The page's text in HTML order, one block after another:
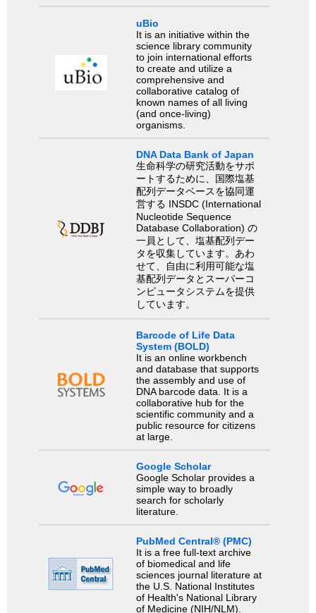
uBio
It is an initiative within the
science library community
to join international efforts
to create and utilize a
comprehensive and
collaborative catalog of
known names of all living
(and once-living)
organisms.
DNA Data Bank of Japan
生命科学の研究活動をサポ
ートするために、国際塩基
配列データベースを協同運
営する INSDC (International
Nucleotide Sequence
Database Collaboration) の
一員として、塩基配列デー
タを収集しています。あわ
せて、自由に利用可能な塩
基配列データとスーパーコ
ンピュータシステムを提供
しています。
Barcode of Life Data
System (BOLD)
It is an online workbench
and database that supports
the assembly and use of
DNA barcode data. It is a
collaborative hub for the
scientific community and a
public resource for citizens
at large.
Google Scholar
Google Scholar provides a
simple way to broadly
search for scholarly
literature.
PubMed Central® (PMC)
It is a free full-text archive
of biomedical and life
sciences journal literature at
the U.S. National Institutes
of Health's National Library
of Medicine (NIH/NLM).